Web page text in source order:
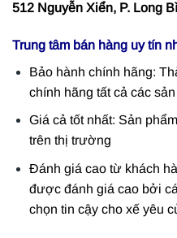
512 Nguyễn Xiển, P. Long
Trung tâm bán hàng uy tín
Bảo hành chính hãng:
chính hãng tất cả các
Giá cả tốt nhất: Sản
trên thị trường
Đánh giá cao từ khách
được đánh giá cao bởi
chọn tin cậy cho xế yêu